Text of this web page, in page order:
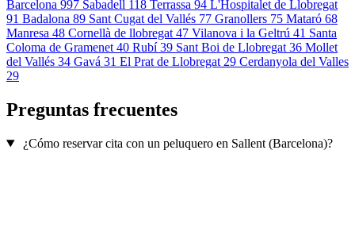
Barcelona 997 Sabadell 118 Terrassa 94 L'Hospitalet de Llobregat
91 Badalona 89 Sant Cugat del Vallés 77 Granollers 75 Mataró 68
Manresa 48 Cornellà de llobregat 47 Vilanova i la Geltrú 41 Santa
Coloma de Gramenet 40 Rubí39 Sant Boi de Llobregat 36 Mollet
del Vallés 34 Gavá 31 El Prat de Llobregat 29 Cerdanyola del Valles
29
Preguntas frecuentes
¿Cómo reservar cita con un peluquero en Sallent (Barcelona)?